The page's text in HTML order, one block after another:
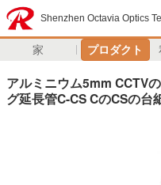
Shenzhen Octavia Optics
家 プロダクト
アルミニウム5mm CCTV
グ延長管C-CS CのCSの台